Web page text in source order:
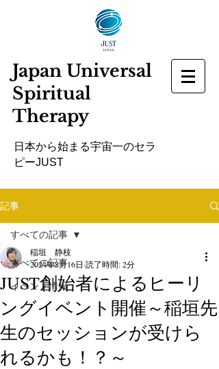
Japan Universal
Spiritual
Therapy
​日本から始まる宇宙一のセラ
ピーJUST
記事
すべての記事
イベント情報
すべての記事
JUST創始者によるヒーリ
ングイベント開催～稲垣先
生のセッションが受けら
れるかも！？～
稲垣 静枝
2024年8月16日 読了時間: 2分